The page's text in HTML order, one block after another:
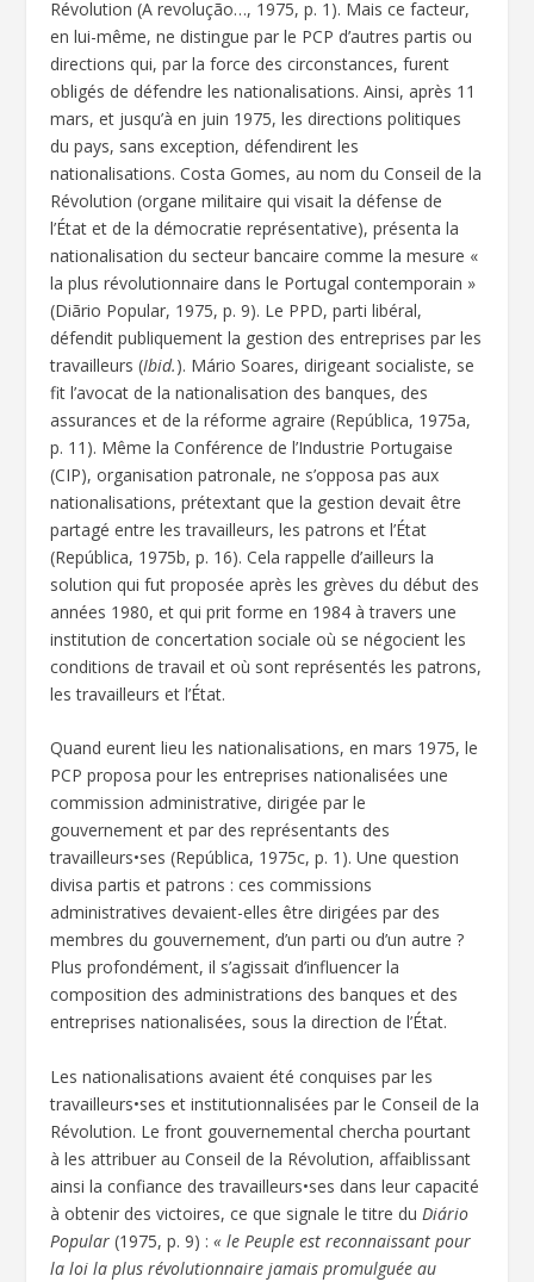
Révolution (A revolução…, 1975, p. 1). Mais ce facteur,
en lui-même, ne distingue par le PCP d’autres partis ou
directions qui, par la force des circonstances, furent
obligés de défendre les nationalisations. Ainsi, après 11
mars, et jusqu’à en juin 1975, les directions politiques
du pays, sans exception, défendirent les
nationalisations. Costa Gomes, au nom du Conseil de la
Révolution (organe militaire qui visait la défense de
l’État et de la démocratie représentative), présenta la
nationalisation du secteur bancaire comme la mesure «
la plus révolutionnaire dans le Portugal contemporain »
(Diãrio Popular, 1975, p. 9). Le PPD, parti libéral,
défendit publiquement la gestion des entreprises par les
travailleurs (Ibid.). Mário Soares, dirigeant socialiste, se
fit l’avocat de la nationalisation des banques, des
assurances et de la réforme agraire (República, 1975a,
p. 11). Même la Conférence de l’Industrie Portugaise
(CIP), organisation patronale, ne s’opposa pas aux
nationalisations, prétextant que la gestion devait être
partagé entre les travailleurs, les patrons et l’État
(República, 1975b, p. 16). Cela rappelle d’ailleurs la
solution qui fut proposée après les grèves du début des
années 1980, et qui prit forme en 1984 à travers une
institution de concertation sociale où se négocient les
conditions de travail et où sont représentés les patrons,
les travailleurs et l’État.
Quand eurent lieu les nationalisations, en mars 1975, le
PCP proposa pour les entreprises nationalisées une
commission administrative, dirigée par le
gouvernement et par des représentants des
travailleurs•ses (República, 1975c, p. 1). Une question
divisa partis et patrons : ces commissions
administratives devaient-elles être dirigées par des
membres du gouvernement, d’un parti ou d’un autre ?
Plus profondément, il s’agissait d’influencer la
composition des administrations des banques et des
entreprises nationalisées, sous la direction de l’État.
Les nationalisations avaient été conquises par les
travailleurs•ses et institutionnalisées par le Conseil de la
Révolution. Le front gouvernemental chercha pourtant
à les attribuer au Conseil de la Révolution, affaiblissant
ainsi la confiance des travailleurs•ses dans leur capacité
à obtenir des victoires, ce que signale le titre du Diário
Popular (1975, p. 9) :« le Peuple est reconnaissant pour
la loi la plus révolutionnaire jamais promulguée au